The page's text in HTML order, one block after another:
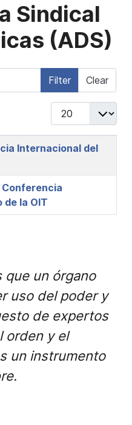
Sindical
(ADS)
Filter Clear
Display #
Internacional del
Conferencia
de la OIT
que un órgano
uso del poder y
de expertos
orden y el
un instrumento